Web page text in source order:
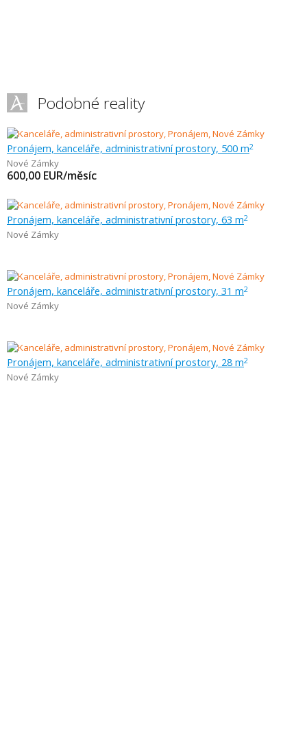
Podobné reality
Pronájem, kanceláře, administrativní prostory, 500 m2
Nové Zámky
600,00 EUR/měsíc
Pronájem, kanceláře, administrativní prostory, 63 m2
Nové Zámky
Pronájem, kanceláře, administrativní prostory, 31 m2
Nové Zámky
Pronájem, kanceláře, administrativní prostory, 28 m2
Nové Zámky